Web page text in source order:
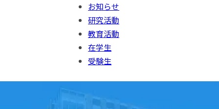
お知らせ
研究活動
教育活動
在学生
受験生